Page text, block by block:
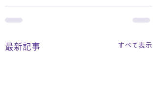
最新記事 すべて表示